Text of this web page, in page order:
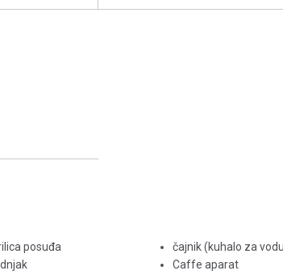
posuđa
čajnik (kuhalo za
Caffe aparat